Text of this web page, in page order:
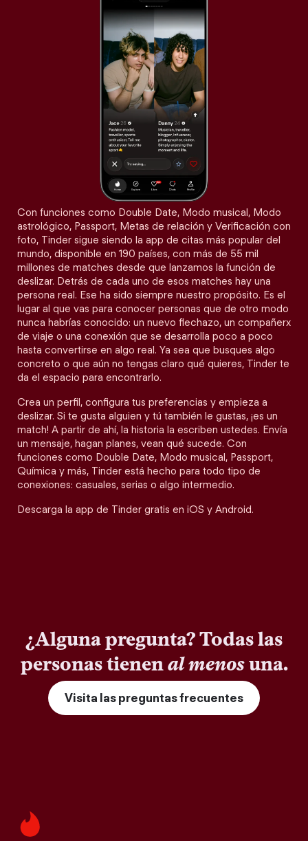
Con funciones como Double Date, Modo musical, Modo
astrológico, Passport, Metas de relación y Verificación con
foto, Tinder sigue siendo la app de citas más popular del
mundo, disponible en 190 países, con más de 55 mil
millones de matches desde que lanzamos la función de
deslizar. Detrás de cada uno de esos matches hay una
persona real. Ese ha sido siempre nuestro propósito. Es el
lugar al que vas para conocer personas que de otro modo
nunca habrías conocido: un nuevo flechazo, un compañerx
de viaje o una conexión que se desarrolla poco a poco
hasta convertirse en algo real. Ya sea que busques algo
concreto o que aún no tengas claro qué quieres, Tinder te
da el espacio para encontrarlo.
Crea un perfil, configura tus preferencias y empieza a
deslizar. Si te gusta alguien y tú también le gustas, ¡es un
match! A partir de ahí, la historia la escriben ustedes. Envía
un mensaje, hagan planes, vean qué sucede. Con
funciones como Double Date, Modo musical, Passport,
Química y más, Tinder está hecho para todo tipo de
conexiones: casuales, serias o algo intermedio.
Descarga la app de Tinder gratis en iOS y Android.
¿Alguna pregunta? Todas las
personas tienenal menosuna.
Visita las preguntas frecuentes